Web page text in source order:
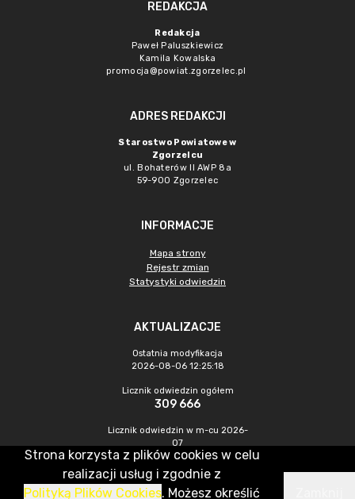
REDAKCJA
Redakcja
Paweł Paluszkiewicz
Kamila Kowalska
promocja@powiat.zgorzelec.pl
ADRES REDAKCJI
Starostwo Powiatowe w
Zgorzelcu
ul. Bohaterów II AWP 8a
59-900 Zgorzelec
INFORMACJE
Mapa strony
Rejestr zmian
Statystyki odwiedzin
AKTUALIZACJE
Ostatnia modyfikacja
2026-08-06 12:25:18
Licznik odwiedzin ogółem
309 666
Licznik odwiedzin w m-cu 2026-
07
364
CMS & Hosting: Nefeni Sp. z o.o.
Strona korzysta z plików cookies w celu
realizacji usług i zgodnie z
Polityką Plików Cookies. Możesz określić